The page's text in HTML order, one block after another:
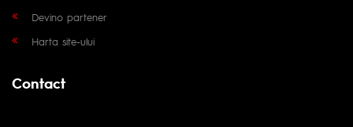
Devino partener
Harta site-ului
Contact